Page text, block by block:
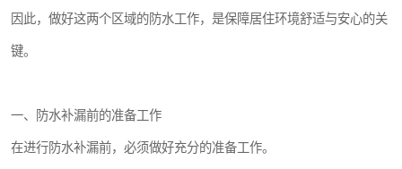
因此，做好这两个区域的防水工作，是保障居住环境舒适与安心的关
键。
一、防水补漏前的准备工作
在进行防水补漏前，必须做好充分的准备工作。